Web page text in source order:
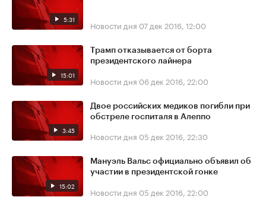
5:31 Новости дня 07 дек 2016, 12:00
15:01
Трамп отказывается от борта
президентского лайнера
Новости дня 06 дек 2016, 22:00
3:45
Двое российских медиков погибли при
обстреле госпиталя в Алеппо
Новости дня 05 дек 2016, 22:30
15:02
Мануэль Вальс официально объявил об
участии в президентской гонке
Новости дня 05 дек 2016, 22:00